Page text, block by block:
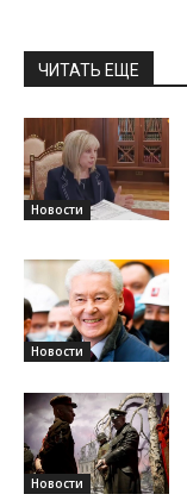
ЧИТАТЬ ЕЩЕ
Новости
Новости
Новости